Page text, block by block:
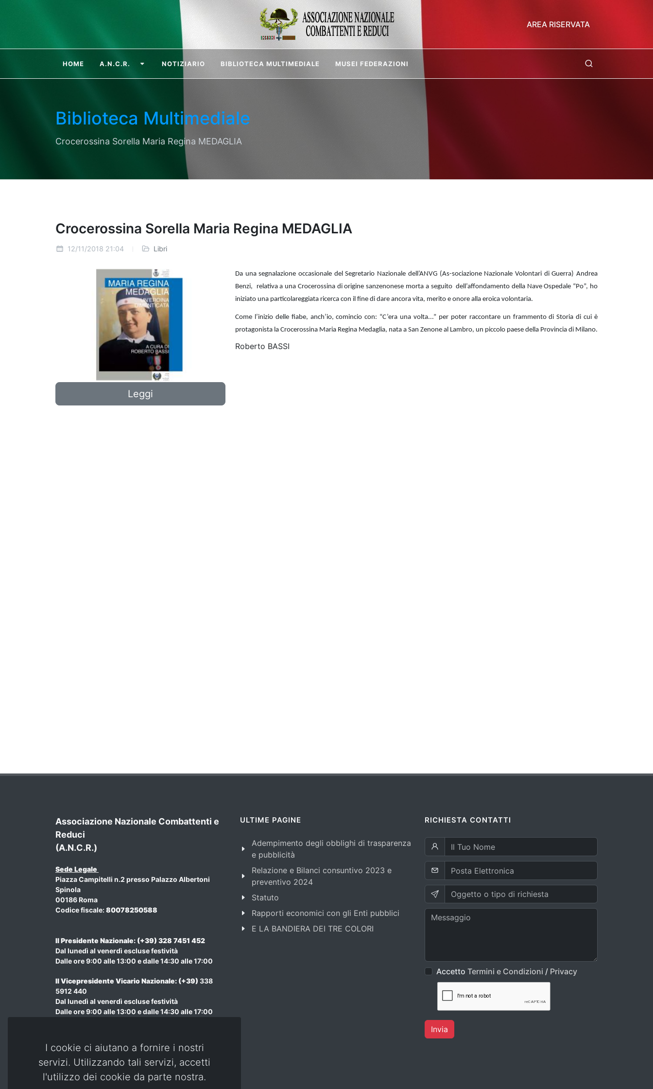
I cookie ci aiutano a fornire i nostri
servizi. Utilizzando tali servizi, accetti
l'utilizzo dei cookie da parte nostra.
AREA RISERVATA
HOME A.N.C.R. NOTIZIARIO BIBLIOTECA MULTIMEDIALE MUSEI FEDERAZIONI
Biblioteca Multimediale
Crocerossina Sorella Maria Regina MEDAGLIA
Crocerossina Sorella Maria Regina MEDAGLIA
12/11/2018 21:04 Libri
Leggi
Da una segnalazione occasionale del Segretario Nazionale dell’ANVG (As-sociazione Nazionale Volontari di Guerra) Andrea
Benzi, relativa a una Crocerossina di origine sanzenonese morta a seguito dell’affondamento della Nave Ospedale “Po”, ho
iniziato una particolareggiata ricerca con il fine di dare ancora vita, merito e onore alla eroica volontaria.
Come l’inizio delle fiabe, anch’io, comincio con: “C’era una volta...” per poter raccontare un frammento di Storia di cui è
protagonista la Crocerossina Maria Regina Medaglia, nata a San Zenone al Lambro, un piccolo paese della Provincia di Milano.
Roberto BASSI
Associazione Nazionale Combattenti e
Reduci
(A.N.C.R.)
Sede Legale
Piazza Campitelli n.2 presso Palazzo Albertoni
Spinola
00186 Roma
Codice fiscale:80078250588
Il Presidente Nazionale: (+39) 328 7451 452
Dal lunedì al venerdì escluse festività
Dalle ore 9:00 alle 13:00 e dalle 14:30 alle 17:00
Il Vicepresidente Vicario Nazionale: (+39) 338
5912 440
Dal lunedì al venerdì escluse festività
Dalle ore 9:00 alle 13:00 e dalle 14:30 alle 17:00
Dalle ore 9:00 alle 13:00 e dalle 14:30 alle 17:00
Email: presidenza@combattentiereduci.it
Email PEC:
presidente@pec.combattentiereduci.it
ULTIME PAGINE
Adempimento degli obblighi di trasparenza
e pubblicità
Relazione e Bilanci consuntivo 2023 e
preventivo 2024
Statuto
Rapporti economici con gli Enti pubblici
E LA BANDIERA DEI TRE COLORI
RICHIESTA CONTATTI
Accetto Termini e Condizioni / Privacy
Invia